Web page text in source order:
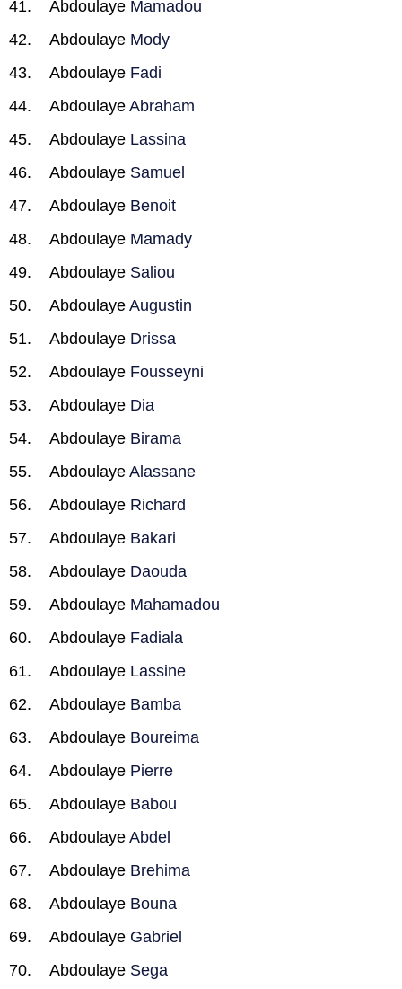
Abdoulaye Mamadou
Abdoulaye Mody
Abdoulaye Fadi
Abdoulaye Abraham
Abdoulaye Lassina
Abdoulaye Samuel
Abdoulaye Benoit
Abdoulaye Mamady
Abdoulaye Saliou
Abdoulaye Augustin
Abdoulaye Drissa
Abdoulaye Fousseyni
Abdoulaye Dia
Abdoulaye Birama
Abdoulaye Alassane
Abdoulaye Richard
Abdoulaye Bakari
Abdoulaye Daouda
Abdoulaye Mahamadou
Abdoulaye Fadiala
Abdoulaye Lassine
Abdoulaye Bamba
Abdoulaye Boureima
Abdoulaye Pierre
Abdoulaye Babou
Abdoulaye Abdel
Abdoulaye Brehima
Abdoulaye Bouna
Abdoulaye Gabriel
Abdoulaye Sega